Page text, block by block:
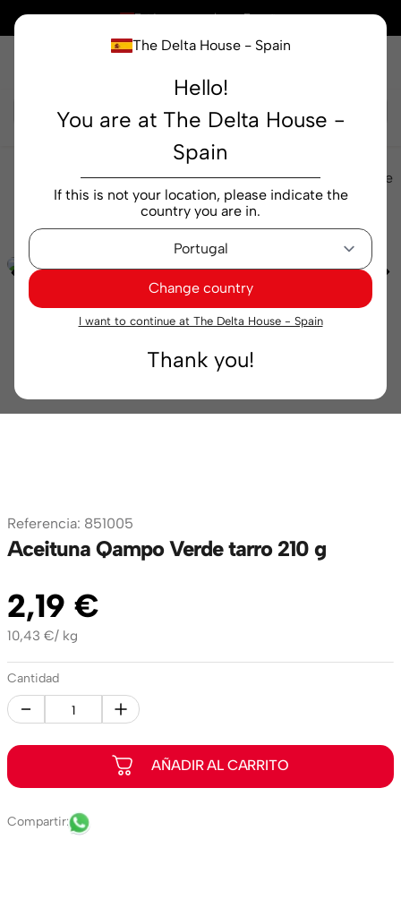
The Delta House - Spain
Hello!
You are at The Delta House -
Spain
If this is not your location, please indicate the
country you are in.
Change country
I want to continue at The Delta House - Spain
Thank you!
× Está comprando en España
Alimentación Aceitunas
Aceituna Qampo Verde
tarro 210 g
Referencia: 851005
Aceituna Qampo Verde tarro 210 g
2,19 €
10,43 €/ kg
Cantidad